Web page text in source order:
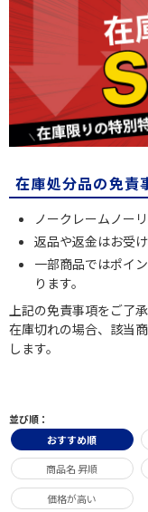
在庫処分品の免責
ノークレームノー
返品や返金はお受け
一部商品ではポイ
ります。
上記の免責事項をご了
在庫切れの場合、該当
します。
並び順：
おすすめ順
商品名 昇順
価格が高い